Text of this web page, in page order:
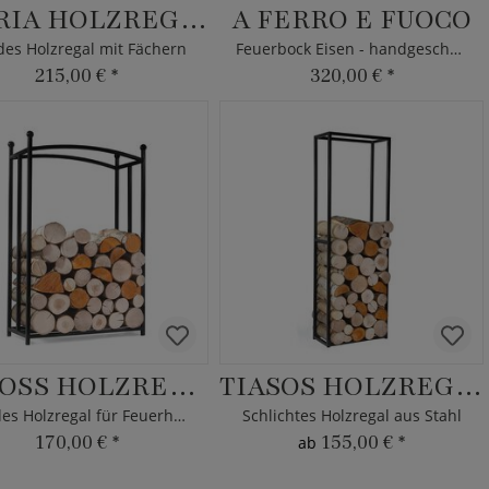
SFARIA HOLZREGAL
Holzregal mit Fächern
215,00 € *
A FERRO E FUOCO
Feuerbock Eisen - handgeschmiedet
320,00 € *
TEROSS HOLZREGAL
Stabiles Holzregal für Feuerholz
170,00 € *
TIASOS HOLZREGAL
Schlichtes Holzregal aus Stahl
ab 155,00 € *